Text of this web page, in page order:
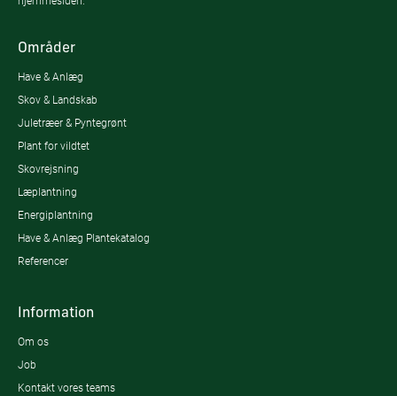
Områder
Have & Anlæg
Skov & Landskab
Juletræer & Pyntegrønt
Plant for vildtet
Skovrejsning
Læplantning
Energiplantning
Have & Anlæg Plantekatalog
Referencer
Information
Om os
Job
Kontakt vores teams